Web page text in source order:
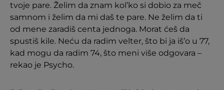
tvoje pare. Želim da znam kol’ko si dobio za meč
samnom i želim da mi daš te pare. Ne želim da ti
od mene zaradiš centa jednoga. Morat ćeš da
spustiš kile. Neću da radim velter, što bi ja iš’o u 77,
kad mogu da radim 74, što meni više odgovara –
rekao je Psycho.